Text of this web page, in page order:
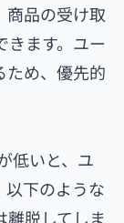
商品の受け取
きます。ユー
ため、優先的
低いと、ユ
以下のような
離脱してしま